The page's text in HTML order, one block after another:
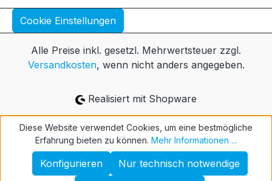
Cookie Einstellungen
Alle Preise inkl. gesetzl. Mehrwertsteuer zzgl.
Versandkosten, wenn nicht anders angegeben.
Realisiert mit Shopware
Diese Website verwendet Cookies, um eine bestmögliche
Erfahrung bieten zu können. Mehr Informationen ...
Nur technisch notwendige
Konfigurieren